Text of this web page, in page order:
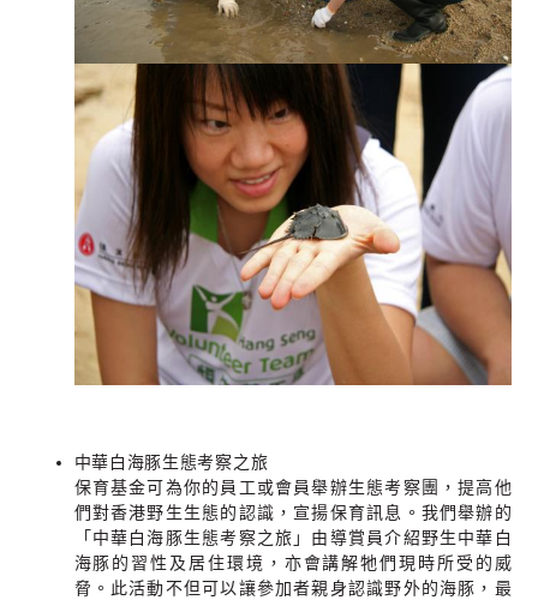
中華白海豚生態考察之旅
保育基金可為你的員工或會員舉辦生態考察團，提高他
們對香港野生生態的認識，宣揚保育訊息。我們舉辦的
「中華白海豚生態考察之旅」由導賞員介紹野生中華白
海豚的習性及居住環境，亦會講解牠們現時所受的威
脅。此活動不但可以讓參加者親身認識野外的海豚，最